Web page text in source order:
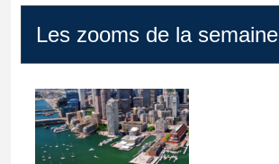
Les zooms de la semaine